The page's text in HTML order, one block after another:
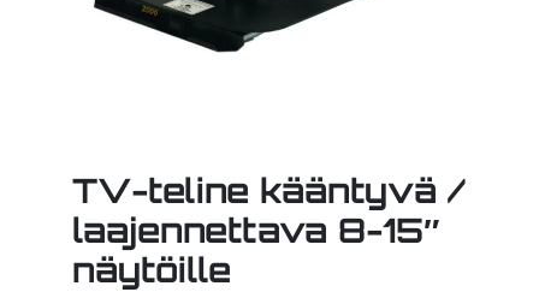
TV-teline kääntyvä /
laajennettava 8-15″
näytöille